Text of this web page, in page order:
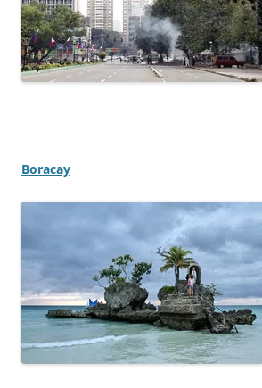
Boracay